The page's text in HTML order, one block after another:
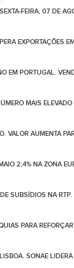
FEIRA, 07 DE
EXPORTAÇÕES
EM PORTUGAL.
MAIS
VALOR AUMENTA
2,4% NA ZONA
SUBSÍDIOS NA
PARA
SONAE